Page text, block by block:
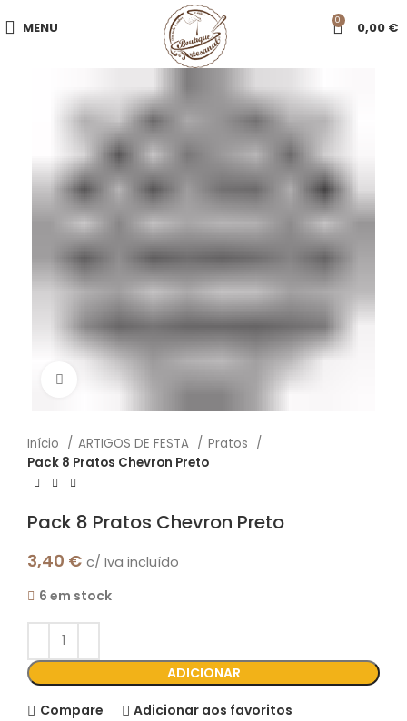
MENU 0 0,00 €
Início ARTIGOS DE FESTA
Pratos
Pack 8 Pratos Chevron Preto
Pack 8 Pratos Chevron Preto
3,40 € c/ Iva incluído
6 em stock
ADICIONAR
Compare Adicionar aos favoritos